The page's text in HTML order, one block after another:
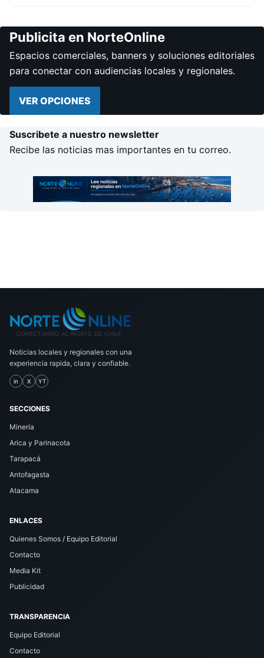
Publicita en NorteOnline
Espacios comerciales, banners y soluciones editoriales
para conectar con audiencias locales y regionales.
VER OPCIONES
Suscribete a nuestro newsletter
Recibe las noticias mas importantes en tu correo.
Noticias locales y regionales con una
experiencia rapida, clara y confiable.
in X YT
SECCIONES
Minería
Arica y Parinacota
Tarapacá
Antofagasta
Atacama
ENLACES
Quienes Somos / Equipo Editorial
Contacto
Media Kit
Publicidad
TRANSPARENCIA
Equipo Editorial
Contacto